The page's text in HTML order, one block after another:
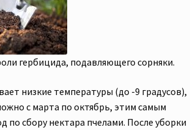
гербицида, подавляющего сорняки.
низкие температуры (до -9 градусов),
с марта по октябрь, этим самым
по сбору нектара пчелами. После уборки